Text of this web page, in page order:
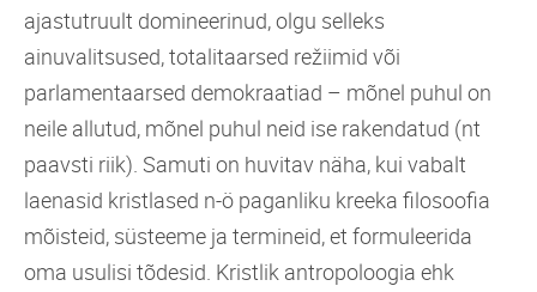
ajastutruult domineerinud, olgu selleks
ainuvalitsused, totalitaarsed režiimid või
parlamentaarsed demokraatiad – mõnel puhul on
neile allutud, mõnel puhul neid ise rakendatud (nt
paavsti riik). Samuti on huvitav näha, kui vabalt
laenasid kristlased n-ö paganliku kreeka filosoofia
mõisteid, süsteeme ja termineid, et formuleerida
oma usulisi tõdesid. Kristlik antropoloogia ehk